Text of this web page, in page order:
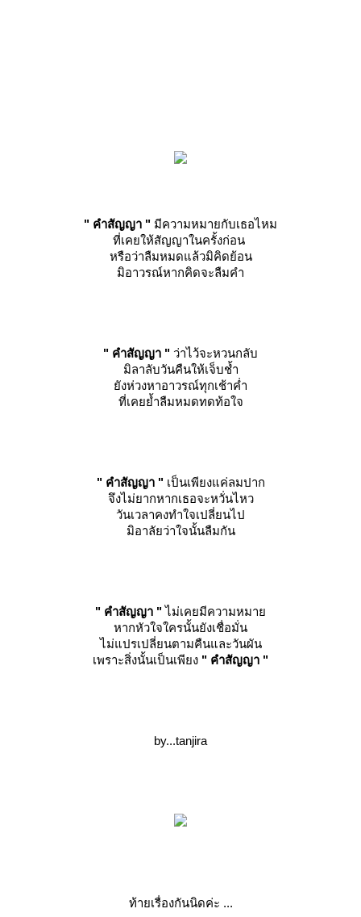
" คำสัญญา " มีความหมายกับเธอไหม
ที่เคยให้สัญญาในครั้งก่อน
หรือว่าลืมหมดแล้วมิคิดย้อน
มิอาวรณ์หากคิดจะลืมคำ
" คำสัญญา " ว่าไว้จะหวนกลับ
มิลาลับวันคืนให้เจ็บช้ำ
ังห่วงหาอาวรณ์ทุกเช้าค่ำ
ที่เคยย้ำลืมหมดทดท้อใจ
" คำสัญญา " เป็นเพียงแค่ลมปาก
จึงไม่ยากหากเธอจะหวั่นไหว
วันเวลาคงทำใจเปลี่ยนไป
มิอาลัยว่าใจนั้นลืมกัน
" คำสัญญา "ไม่เคยมีความหมา
หากหัวใจใครนั้นยังเชื่อมั่น
ไม่แปรเปลี่ยนตามคืนและวันผัน
เพราะสิ่งนั้นเป็นเพียง " คำสัญญา "
by...tanjira
ท้ายเรื่องกันนิดค่ะ ...